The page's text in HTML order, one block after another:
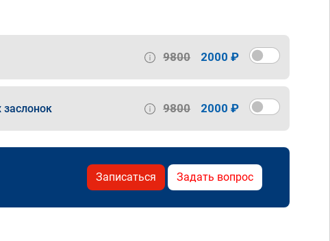
9800 2000 ₽
9800 2000 ₽
Записаться Задать вопрос